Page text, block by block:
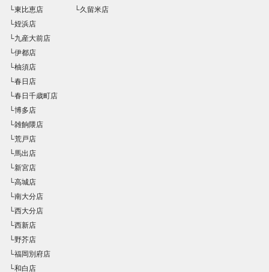
└東比恵店
└姪浜店
└九産大前店
└伊都店
└柚須店
└春日店
└春日千歳町店
└博多店
└雑餉隈店
└荒戸店
└馬出店
└新宮店
└高城店
└南大分店
└西大分店
└西新店
└野芥店
└福岡別府店
└和白店
└久留米店